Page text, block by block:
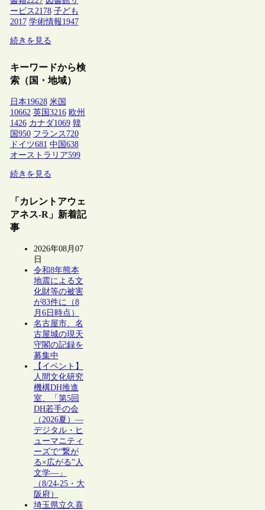
ービス 2178 子ども
2017 学術情報1947
続きを見る
キーワードから検
索（国・地域）
日本19628 米国
10662 英国 3216 欧州
1426 カナダ1069 韓
国 950 フランス 720
ドイツ681 中国 638
オーストラリア599
続きを見る
「カレントアウェ
アネス-R」新着記
事
2026年08月07
日
令和8年熊本
地震による文
化財等の被害
が83件に（8
月6日時点）
名古屋市、名
古屋城の現天
守閣の記録を
募集中
【イベント】
人間文化研究
機構DH推進
室、「第5回
DH若手の会
（2026夏）―
デジタル・ヒ
ューマニティ
ーズで“繋が
る×広がる”人
文学―」
（8/24-25・大
阪府）
埼玉県立久喜